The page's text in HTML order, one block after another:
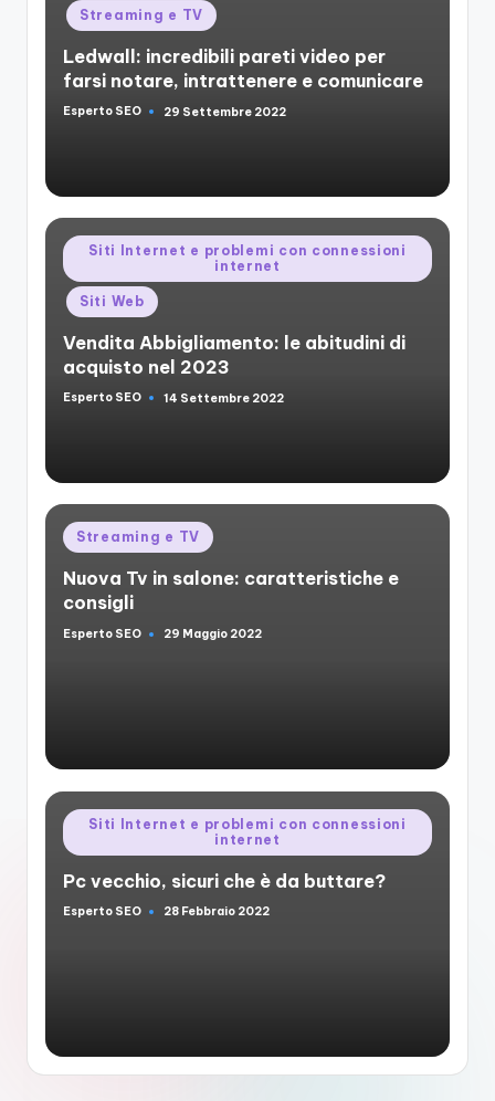
Streaming e TV
Ledwall: incredibili pareti video per
farsi notare, intrattenere e comunicare
Posted
Esperto SEO 29 Settembre 2022
Posted
in
Siti Internet e problemi con connessioni
internet
Siti Web
Vendita Abbigliamento: le abitudini di
acquisto nel 2023
Posted
Esperto SEO 14 Settembre 2022
Posted
in
Streaming e TV
Nuova Tv in salone: caratteristiche e
consigli
Posted
Esperto SEO 29 Maggio 2022
Posted
in
Siti Internet e problemi con connessioni
internet
Pc vecchio, sicuri che è da buttare?
Posted
Esperto SEO 28 Febbraio 2022